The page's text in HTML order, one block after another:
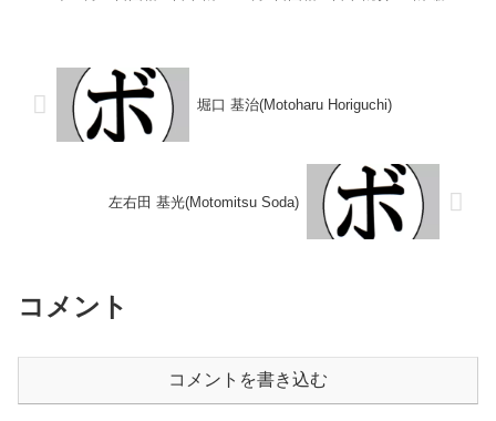
(藤)1997/12...
堀口 基治(Motoharu Horiguchi)
左右田 基光(Motomitsu Soda)
コメント
コメントを書き込む